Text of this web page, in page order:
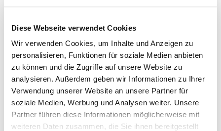
Diese Webseite verwendet Cookies
Wir verwenden Cookies, um Inhalte und Anzeigen zu
personalisieren, Funktionen für soziale Medien anbieten
zu können und die Zugriffe auf unsere Website zu
analysieren. Außerdem geben wir Informationen zu Ihrer
Verwendung unserer Website an unsere Partner für
soziale Medien, Werbung und Analysen weiter. Unsere
Partner führen diese Informationen möglicherweise mit
weiteren Daten zusammen, die Sie ihnen bereitgestellt
schwarzem, mit Epoxidpulver beschichtetem Stahl,
komplett mit Befestigungsschrauben, die die drei
Originallöcher replizieren und die Platte um etwa 40 mm
anheben. Es wird ganz einfach am Kennzeichenrahmen
befestigt und ermöglicht durch Kürzen und Anheben des
Kennzeichens den Charakter und Stil des Bikes am
Heck deutlich zu verändern.
Um Ihnen das Beste zu bieten, verbessern wir unsere
Produkte ständig im Detail. Die Bilder können auf eine
frühere Version verweisen.